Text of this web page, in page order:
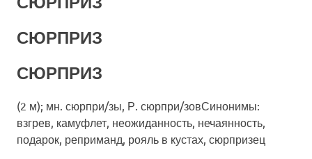
СЮРПРИЗ
СЮРПРИЗ
(2 м); мн. сюрпри/зы, Р. сюрпри/зовСинонимы:
взгрев, камуфлет, неожиданность, нечаянность,
подарок, реприманд, рояль в кустах, сюрпризец